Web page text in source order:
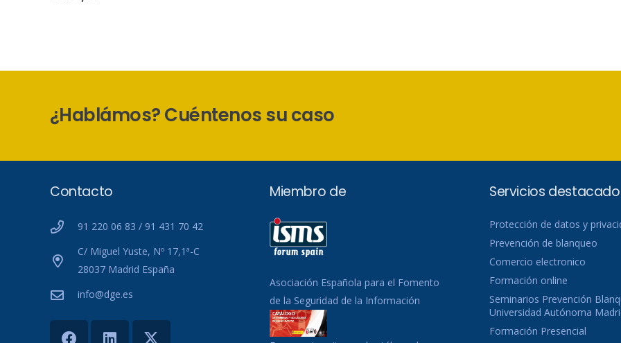
¿Hablámos? Cuéntenos su caso
Contacto
91 220 06 83 / 91 431 70 42
C/ Miguel Yuste, Nº 17,1ª-C
28037 Madrid España
info@dge.es
Miembro de
Asociación Española para el Fomento
de la Seguridad de la Información
Servicios
Protección de datos y
Prevención de blanqueo
Comercio electronico
Formación online
Seminarios Prevención
Universidad Autónoma
Formación Presencial